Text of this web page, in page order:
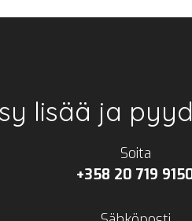
lisää ja
Soita
+358 20 719